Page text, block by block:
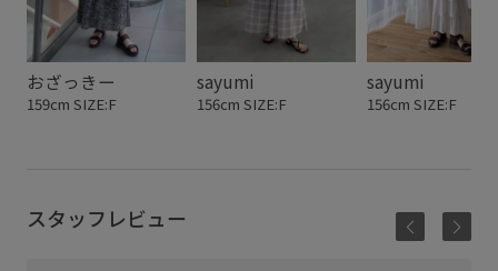
おざっきー
159cm SIZE:F
sayumi
156cm SIZE:F
sayumi
156cm SIZE:F
スタッフレビュー